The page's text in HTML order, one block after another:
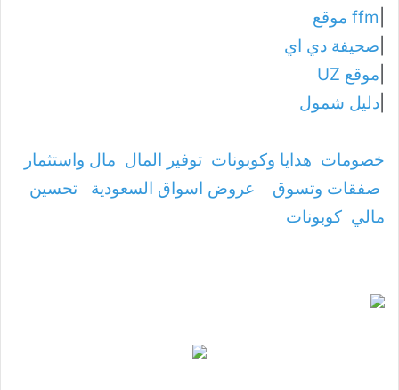
ffm موقع
صحيفة دي اي
موقع UZ
دليل شمول
خصومات هدايا وكوبونات توفير المال مال واستثمار
صفقات وتسوق
عروض اسواق السعودية
تحسين
مالي كوبونات